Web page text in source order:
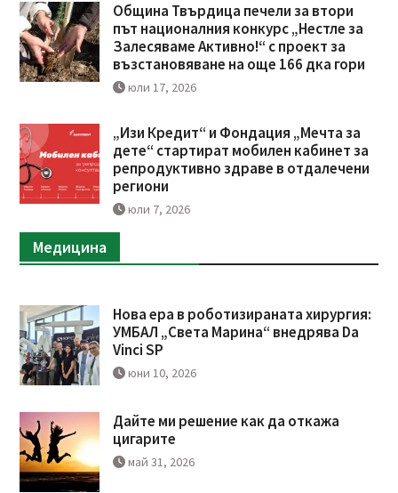
Община Твърдица печели за втори
път националния конкурс „Нестле за
Залесяваме Активно!“ с проект за
възстановяване на още 166 дка гори
юли 17, 2026
„Изи Кредит“ и Фондация „Мечта за
дете“ стартират мобилен кабинет за
репродуктивно здраве в отдалечени
региони
юли 7, 2026
Медицина
Нова ера в роботизираната хирургия:
УМБАЛ „Света Марина“ внедрява Da
Vinci SP
юни 10, 2026
Дайте ми решение как да откажа
цигарите
май 31, 2026